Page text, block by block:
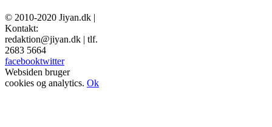
© 2010-2020 Jiyan.dk |
Kontakt:
redaktion@jiyan.dk | tlf.
2683 5664
facebooktwitter
Websiden bruger
cookies og analytics. Ok